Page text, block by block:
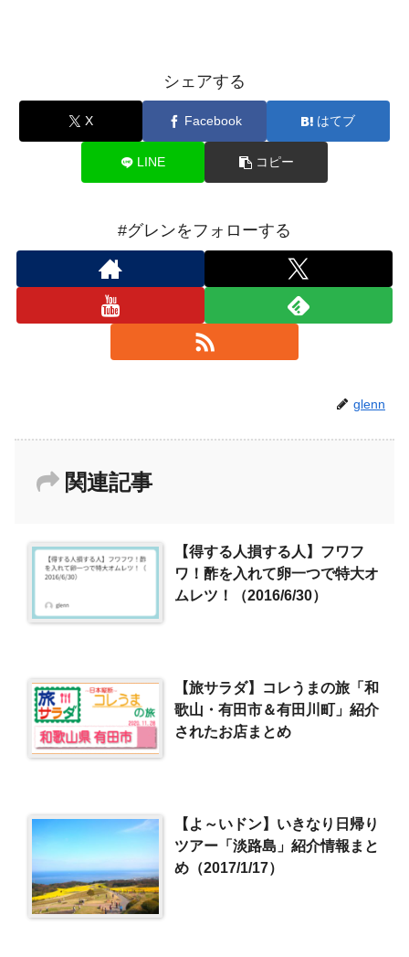
シェアする
X Facebook はてブ
LINE コピー
#グレンをフォローする
glenn
関連記事
【得する人損する人】フワフ
ワ！酢を入れて卵一つで特大オ
ムレツ！（2016/6/30）
【旅サラダ】コレうまの旅「和
歌山・有田市＆有田川町」紹介
されたお店まとめ
【よ～いドン】いきなり日帰り
ツアー「淡路島」紹介情報まと
め（2017/1/17）